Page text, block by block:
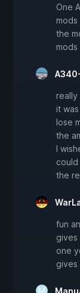
One
the
it
lose
the
I
the
fun
gives
one
gives